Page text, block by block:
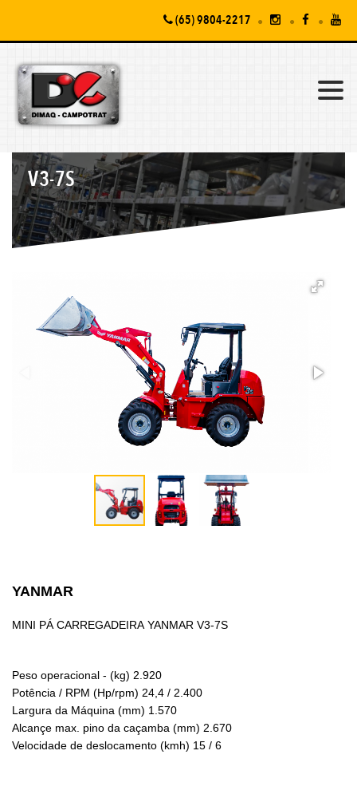
(65) 9804-2217
V3-7S
YANMAR
MINI PÁ CARREGADEIRA YANMAR V3-7S
Peso operacional - (kg) 2.920
Potência / RPM (Hp/rpm) 24,4 / 2.400
Largura da Máquina (mm) 1.570
Alcançe max. pino da caçamba (mm) 2.670
Velocidade de deslocamento (kmh) 15 / 6